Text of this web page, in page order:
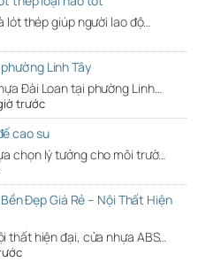
lót thép giúp người lao độ…
Linh Tây
Đài Loan tại phường Linh…
trước
cao su
chọn lý tưởng cho môi trườ…
Đẹp Giá Rẻ – Nội Thất Hiện
thất hiện đại, cửa nhựa ABS…